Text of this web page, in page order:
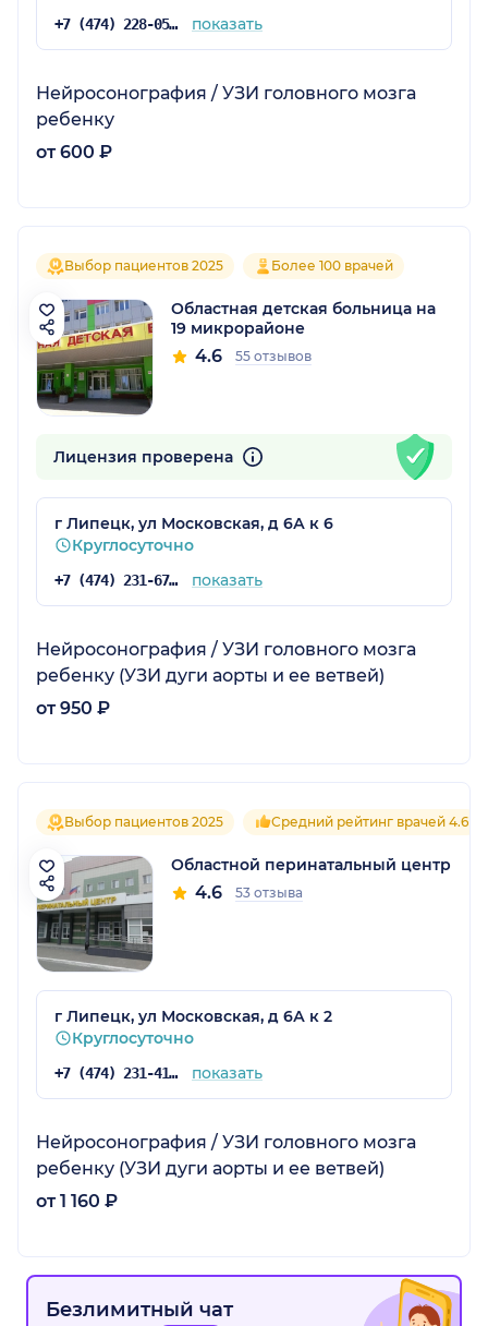
+7 (474) 228-05-05 показать
Нейросонография / УЗИ головного мозга
ребенку
от 600 ₽
Выбор пациентов 2025 Более 100 врачей
Областная детская больница на
19 микрорайоне
4.6 55 отзывов
Лицензия проверена
г Липецк, ул Московская, д 6А к 6
Круглосуточно
+7 (474) 231-67-15 показать
Нейросонография / УЗИ головного мозга
ребенку (УЗИ дуги аорты и ее ветвей)
от 950 ₽
Выбор пациентов 2025 Средний рейтинг врачей 4.6
Областной перинатальный центр
4.6 53 отзыва
г Липецк, ул Московская, д 6А к 2
Круглосуточно
+7 (474) 231-41-03 показать
Нейросонография / УЗИ головного мозга
ребенку (УЗИ дуги аорты и ее ветвей)
от 1 160 ₽
Безлимитный чат